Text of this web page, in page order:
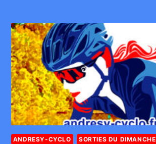
ANDRESY-CYCLO SORTIES DU DIMANCHE